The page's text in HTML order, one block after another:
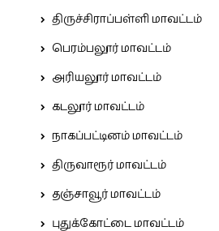
திருச்சிராப்பள்ளி மாவட்டம்
பெரம்பலூர் மாவட்டம்
அரியலூர் மாவட்டம்
கடலூர் மாவட்டம்
நாகப்பட்டினம் மாவட்டம்
திருவாரூர் மாவட்டம்
தஞ்சாவூர் மாவட்டம்
புதுக்கோட்டை மாவட்டம்